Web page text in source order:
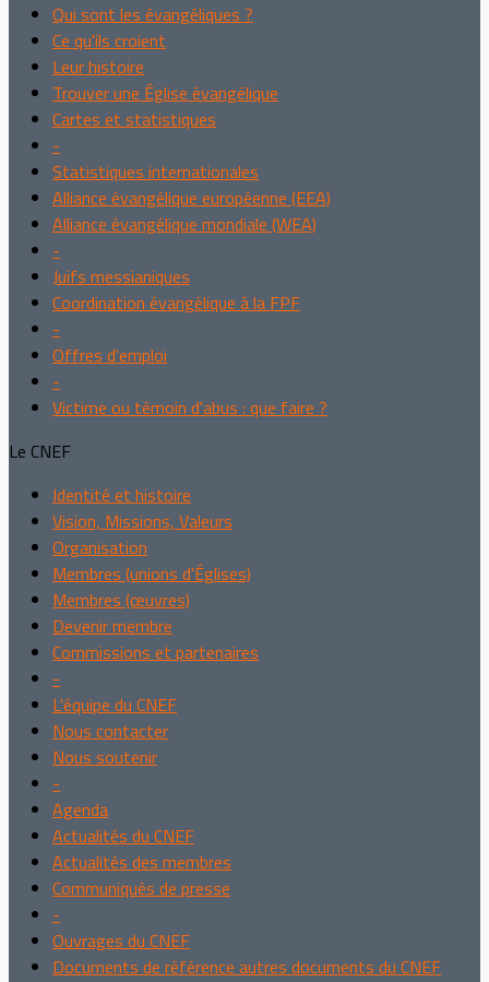
Qui sont les évangéliques ?
Ce qu'ils croient
Leur histoire
Trouver une Église évangélique
Cartes et statistiques
-
Statistiques internationales
Alliance évangélique européenne (EEA)
Alliance évangélique mondiale (WEA)
-
Juifs messianiques
Coordination évangélique à la FPF
-
Offres d'emploi
-
Victime ou témoin d'abus : que faire ?
Le CNEF
Identité et histoire
Vision, Missions, Valeurs
Organisation
Membres (unions d'Églises)
Membres (œuvres)
Devenir membre
Commissions et partenaires
-
L'équipe du CNEF
Nous contacter
Nous soutenir
-
Agenda
Actualités du CNEF
Actualités des membres
Communiqués de presse
-
Ouvrages du CNEF
Documents de référence autres documents du CNEF